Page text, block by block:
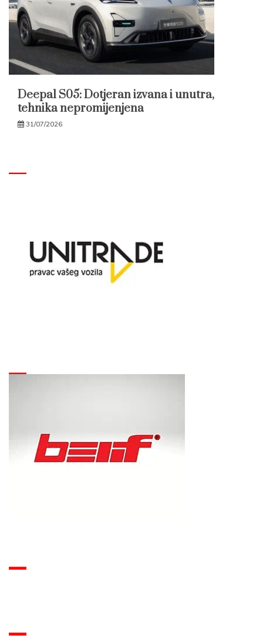
Deepal S05: Dotjeran izvana i unutra,
tehnika nepromijenjena
31/07/2026